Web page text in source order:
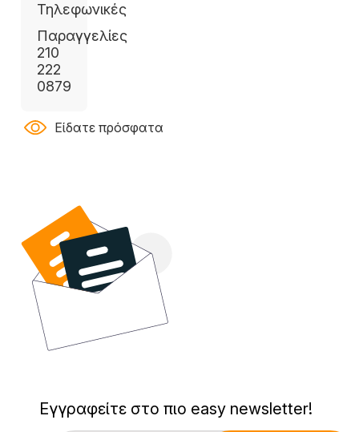
Τηλεφωνικές
Παραγγελίες
210
222
0879
Είδατε πρόσφατα
Εγγραφείτε στο πιο easy newsletter!